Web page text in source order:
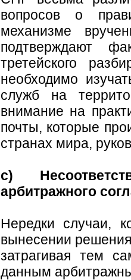
вопросов о
механизме
подтверждают
третейского
необходимо
служб на
внимание на
почты, которые
странах мира,
c)
арбитражного
Нередки случаи,
вынесении
затрагивая тем
данным